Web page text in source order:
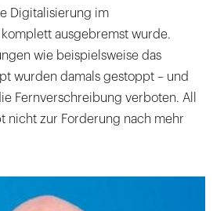
Digitalisierung im
ausgebremst wurde.
wie beispielsweise das
wurden damals gestoppt – und
Fernverschreibung verboten. All
nicht zur Forderung nach mehr